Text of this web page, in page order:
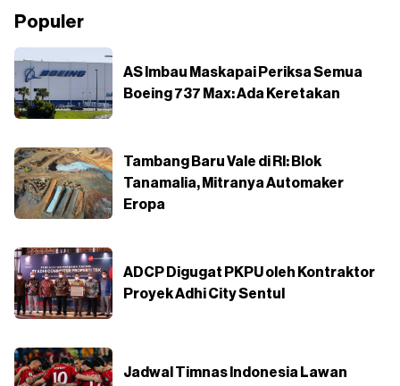
Populer
AS Imbau Maskapai Periksa Semua
Boeing 737 Max: Ada Keretakan
Tambang Baru Vale di RI: Blok
Tanamalia, Mitranya Automaker
Eropa
ADCP Digugat PKPU oleh Kontraktor
Proyek Adhi City Sentul
Jadwal Timnas Indonesia Lawan